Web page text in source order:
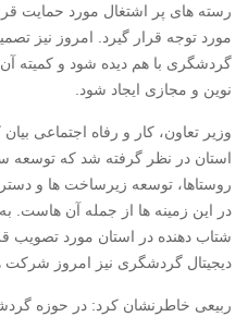
گردشگری با هم دیده شود و کمیته
نوین و مجازی ایجاد شود.
وزیر تعاون، کار و رفاه اجتماعی
استان در نظر گرفته شد که
روستاها، توسعه زیرساخت ها و
در این زمینه ها از جمله آن هاست.
شتاب دهنده در استان مورد
دیجیتال گردشگری نیز امروز شرکت
ربیعی خاطرنشان کرد: در حوزه